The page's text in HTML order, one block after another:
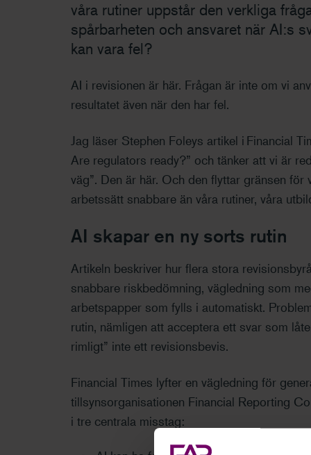
våra rutiner uppstår den verkliga
spårbarheten och ansvaret när AI:s
kan vara fel?
AI i revisionen är här. Frågan är inte om vi
resultatet även när den har fel.
Jag läser Stephen Foleys artikel i Financial
Are regulators ready?” och tänker att vi är
väg”. Den är här. Och den flyttar gränsen
arbetssätt snabbare än våra rutiner, våra
AI skapar en ny sorts rutin
Artikeln beskriver hur flera stora
snabbare riskbedömning, vägledning som
arbetspapper som fylls i automatiskt.
rutin, nämligen att acceptera ett svar som
rimligt” inte ett revisionsbevis.
Financial Times lyfter en vägledning för
tillsynsorganisationen Financial Reporting
i tre centrala misstag: